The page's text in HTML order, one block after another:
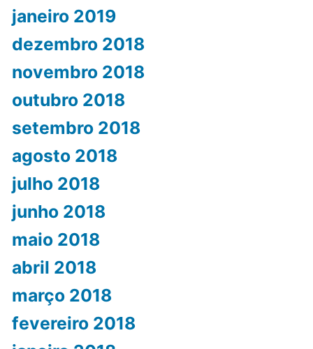
janeiro 2019
dezembro 2018
novembro 2018
outubro 2018
setembro 2018
agosto 2018
julho 2018
junho 2018
maio 2018
abril 2018
março 2018
fevereiro 2018